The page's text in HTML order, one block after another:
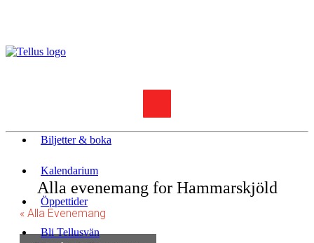
Biljetter & boka
Kalendarium
Öppettider
Bli Tellusvän
Alla evenemang for Hammarskjöld
« Alla Evenemang